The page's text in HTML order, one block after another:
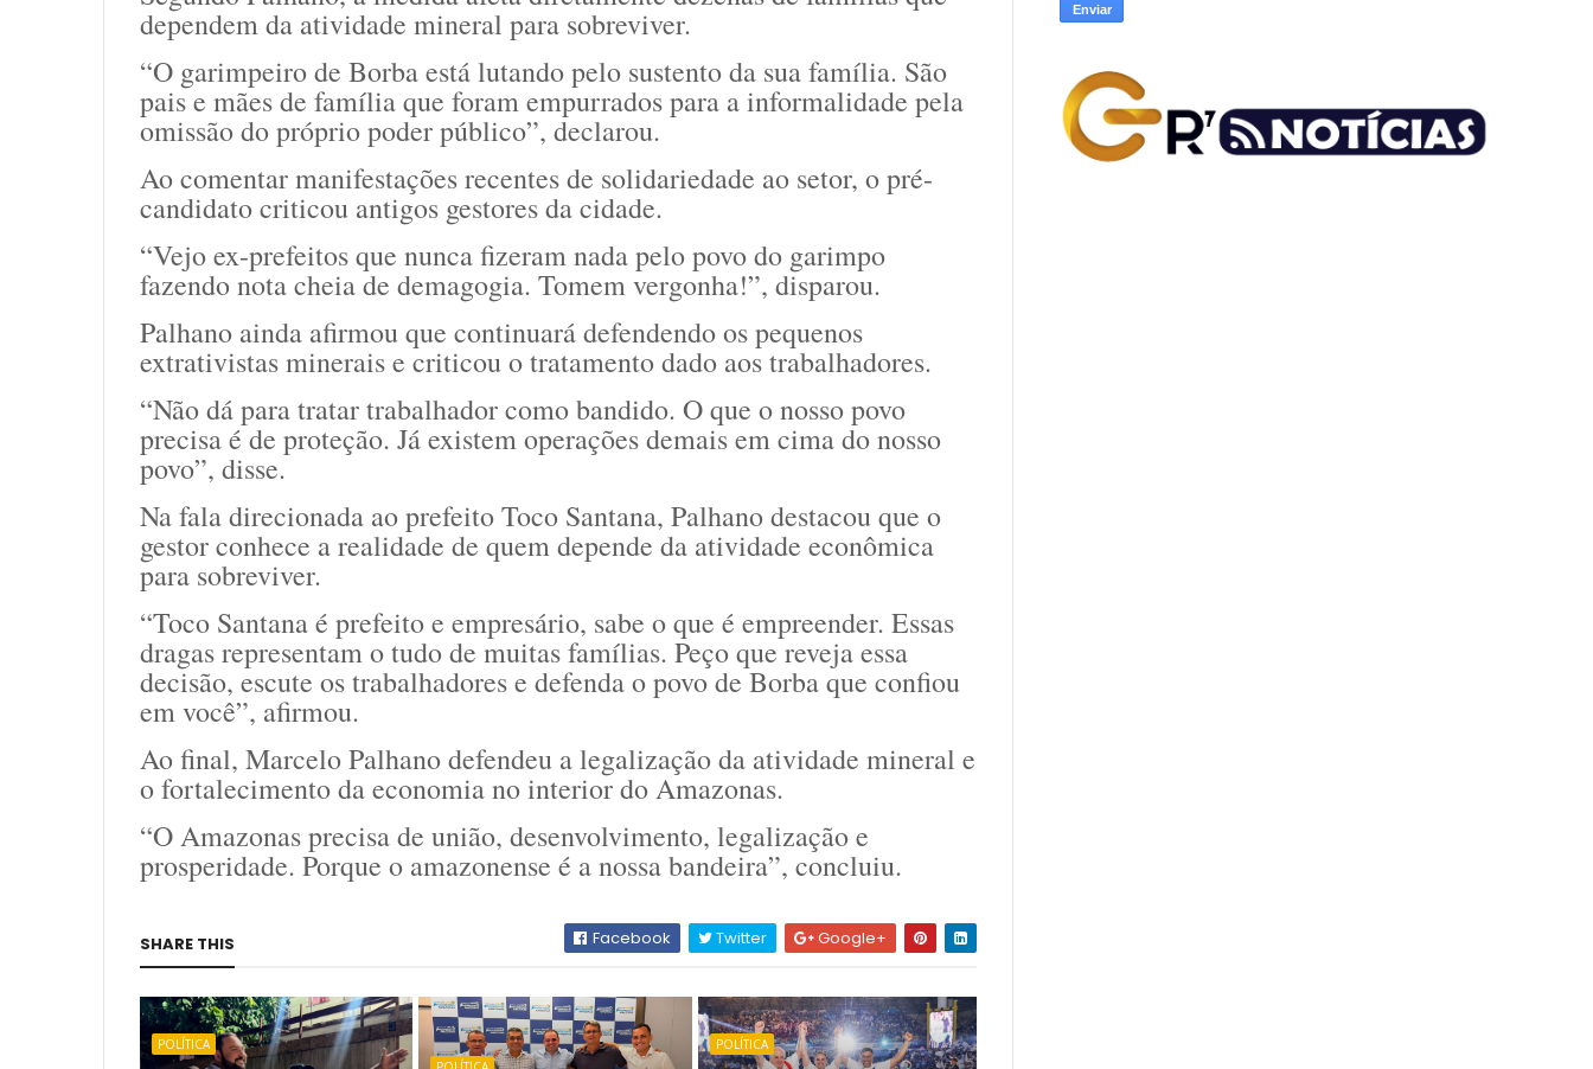
dependem da atividade mineral para sobreviver.
“O garimpeiro de Borba está lutando pelo sustento da sua família. São
pais e mães de família que foram empurrados para a informalidade pela
omissão do próprio poder público”, declarou.
Ao comentar manifestações recentes de solidariedade ao setor, o pré-
candidato criticou antigos gestores da cidade.
“Vejo ex-prefeitos que nunca fizeram nada pelo povo do garimpo
fazendo nota cheia de demagogia. Tomem vergonha!”, disparou.
Palhano ainda afirmou que continuará defendendo os pequenos
extrativistas minerais e criticou o tratamento dado aos trabalhadores.
“Não dá para tratar trabalhador como bandido. O que o nosso povo
precisa é de proteção. Já existem operações demais em cima do nosso
povo”, disse.
Na fala direcionada ao prefeito Toco Santana, Palhano destacou que o
gestor conhece a realidade de quem depende da atividade econômica
para sobreviver.
“Toco Santana é prefeito e empresário, sabe o que é empreender. Essas
dragas representam o tudo de muitas famílias. Peço que reveja essa
decisão, escute os trabalhadores e defenda o povo de Borba que confiou
em você”, afirmou.
Ao final, Marcelo Palhano defendeu a legalização da atividade mineral e
o fortalecimento da economia no interior do Amazonas.
“O Amazonas precisa de união, desenvolvimento, legalização e
prosperidade. Porque o amazonense é a nossa bandeira”, concluiu.
SHARE THIS Facebook Twitter Google+
POLÍTICA POLÍTICA